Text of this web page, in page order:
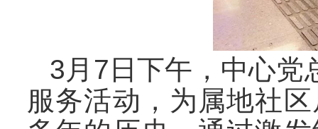
3月7日下午，中心党
服务活动，为属地社